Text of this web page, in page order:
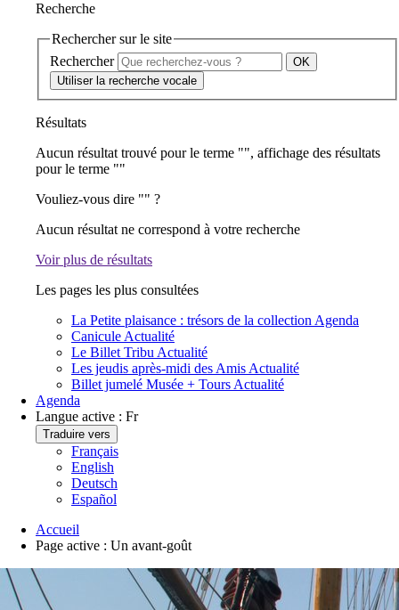
Recherche
Rechercher sur le site
Rechercher
Utiliser la recherche vocale
Résultats
Aucun résultat trouvé pour le terme "", affichage des résultats
pour le terme ""
Vouliez-vous dire "" ?
Aucun résultat ne correspond à votre recherche
Voir plus de résultats
Les pages les plus consultées
La Petite plaisance : trésors de la collection Agenda
Canicule Actualité
Le Billet Tribu Actualité
Les jeudis après-midi des Amis Actualité
Billet jumelé Musée + Tours Actualité
Agenda
Langue active : Fr
Traduire vers
Français
English
Deutsch
Español
Accueil
Page active : Un avant-goût